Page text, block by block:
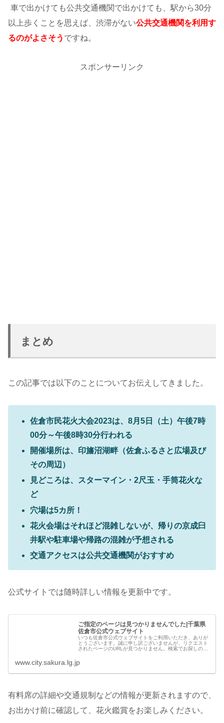
車で出かけても公共交通機関で出かけても、駅から30分
以上歩くことを思えば、渋滞がない公共交通機関を利用す
るのがよさそう ですね。
スポンサーリンク
まとめ
この記事では以下のことについてお伝えしてきました。
佐倉市民花火大会2023は、8月5日（土）午後7時
00分～午後8時30分行われる
開催場所は、印旛沼湖畔（佐倉ふるさと広場及び
その周辺）
見どころは、スターマイン・2尺玉・手筒花火な
ど
穴場は5カ所！
花火会場はそれほど混雑しないが、帰りの京成臼
井駅や駐車場や帰路の混雑が予想される
交通アクセスは公共交通機関がおすすめ
公式サイトでは随時詳しい情報を更新中です。
ご指定のページは見つかりませんでした|千葉県
佐倉市公式ウェブサイト
いつも佐倉市公式ウェブサイトをご利用いただき、ありが
とうございます。誠に申し訳ございませんが、リクエスト
されたページのURLが見つかりません。検索でお探しのペ
www.city.sakura.lg.jp
有料席の詳細や交通規制などの情報が更新されますので、
お出かけ前に確認して、花火鑑賞をお楽しみください。